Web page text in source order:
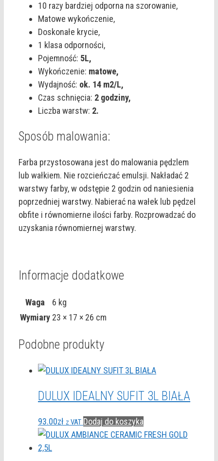
10 razy bardziej odporna na szorowanie,
Matowe wykończenie,
Doskonałe krycie,
1 klasa odporności,
Pojemność: 5L,
Wykończenie: matowe,
Wydajność: ok. 14 m2/L,
Czas schnięcia: 2 godziny,
Liczba warstw: 2.
Sposób malowania:
Farba przystosowana jest do malowania pędzlem
lub wałkiem. Nie rozcieńczać emulsji. Nakładać 2
warstwy farby, w odstępie 2 godzin od naniesienia
poprzedniej warstwy. Nabierać na wałek lub pędzel
obfite i równomierne ilości farby. Rozprowadzać do
uzyskania równomiernej warstwy.
Informacje dodatkowe
Waga
6 kg
Wymiary 23 × 17 × 26 cm
Podobne produkty
DULUX IDEALNY SUFIT 3L BIAŁA
93.00zł z VAT Dodaj do koszyka